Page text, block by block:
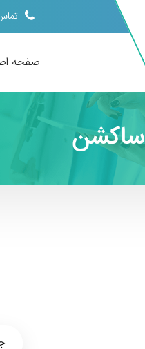
تماس با
صفحه
ساکشن